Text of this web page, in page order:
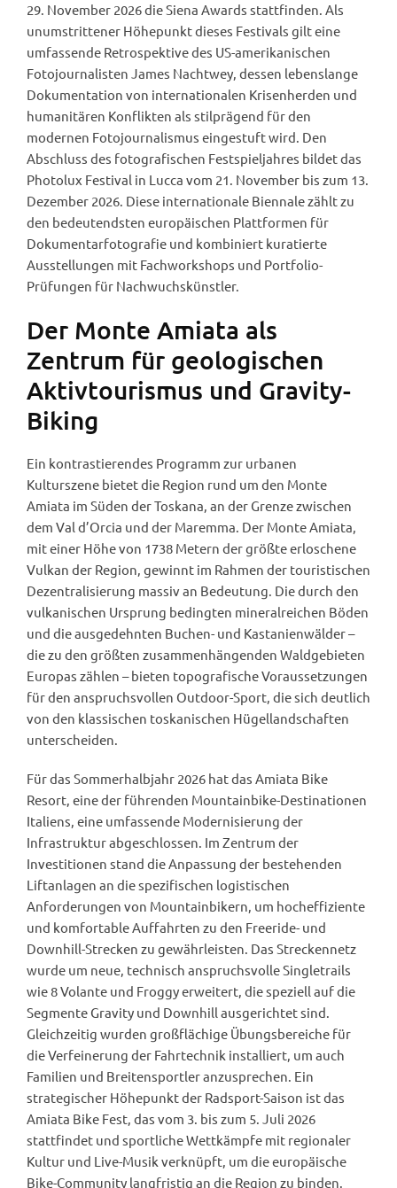
29. November 2026 die Siena Awards stattfinden. Als
unumstrittener Höhepunkt dieses Festivals gilt eine
umfassende Retrospektive des US-amerikanischen
Fotojournalisten James Nachtwey, dessen lebenslange
Dokumentation von internationalen Krisenherden und
humanitären Konflikten als stilprägend für den
modernen Fotojournalismus eingestuft wird. Den
Abschluss des fotografischen Festspieljahres bildet das
Photolux Festival in Lucca vom 21. November bis zum 13.
Dezember 2026. Diese internationale Biennale zählt zu
den bedeutendsten europäischen Plattformen für
Dokumentarfotografie und kombiniert kuratierte
Ausstellungen mit Fachworkshops und Portfolio-
Prüfungen für Nachwuchskünstler.
Der Monte Amiata als
Zentrum für geologischen
Aktivtourismus und Gravity-
Biking
Ein kontrastierendes Programm zur urbanen
Kulturszene bietet die Region rund um den Monte
Amiata im Süden der Toskana, an der Grenze zwischen
dem Val d’Orcia und der Maremma. Der Monte Amiata,
mit einer Höhe von 1738 Metern der größte erloschene
Vulkan der Region, gewinnt im Rahmen der touristischen
Dezentralisierung massiv an Bedeutung. Die durch den
vulkanischen Ursprung bedingten mineralreichen Böden
und die ausgedehnten Buchen- und Kastanienwälder –
die zu den größten zusammenhängenden Waldgebieten
Europas zählen – bieten topografische Voraussetzungen
für den anspruchsvollen Outdoor-Sport, die sich deutlich
von den klassischen toskanischen Hügellandschaften
unterscheiden.
Für das Sommerhalbjahr 2026 hat das Amiata Bike
Resort, eine der führenden Mountainbike-Destinationen
Italiens, eine umfassende Modernisierung der
Infrastruktur abgeschlossen. Im Zentrum der
Investitionen stand die Anpassung der bestehenden
Liftanlagen an die spezifischen logistischen
Anforderungen von Mountainbikern, um hocheffiziente
und komfortable Auffahrten zu den Freeride- und
Downhill-Strecken zu gewährleisten. Das Streckennetz
wurde um neue, technisch anspruchsvolle Singletrails
wie 8 Volante und Froggy erweitert, die speziell auf die
Segmente Gravity und Downhill ausgerichtet sind.
Gleichzeitig wurden großflächige Übungsbereiche für
die Verfeinerung der Fahrtechnik installiert, um auch
Familien und Breitensportler anzusprechen. Ein
strategischer Höhepunkt der Radsport-Saison ist das
Amiata Bike Fest, das vom 3. bis zum 5. Juli 2026
stattfindet und sportliche Wettkämpfe mit regionaler
Kultur und Live-Musik verknüpft, um die europäische
Bike-Community langfristig an die Region zu binden.